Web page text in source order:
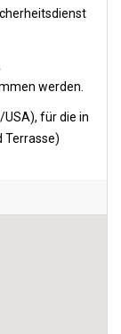
werden.
für die in
Terrasse)